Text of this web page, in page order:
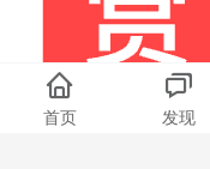
G组由来自欧洲、非洲、亚
首页 发现